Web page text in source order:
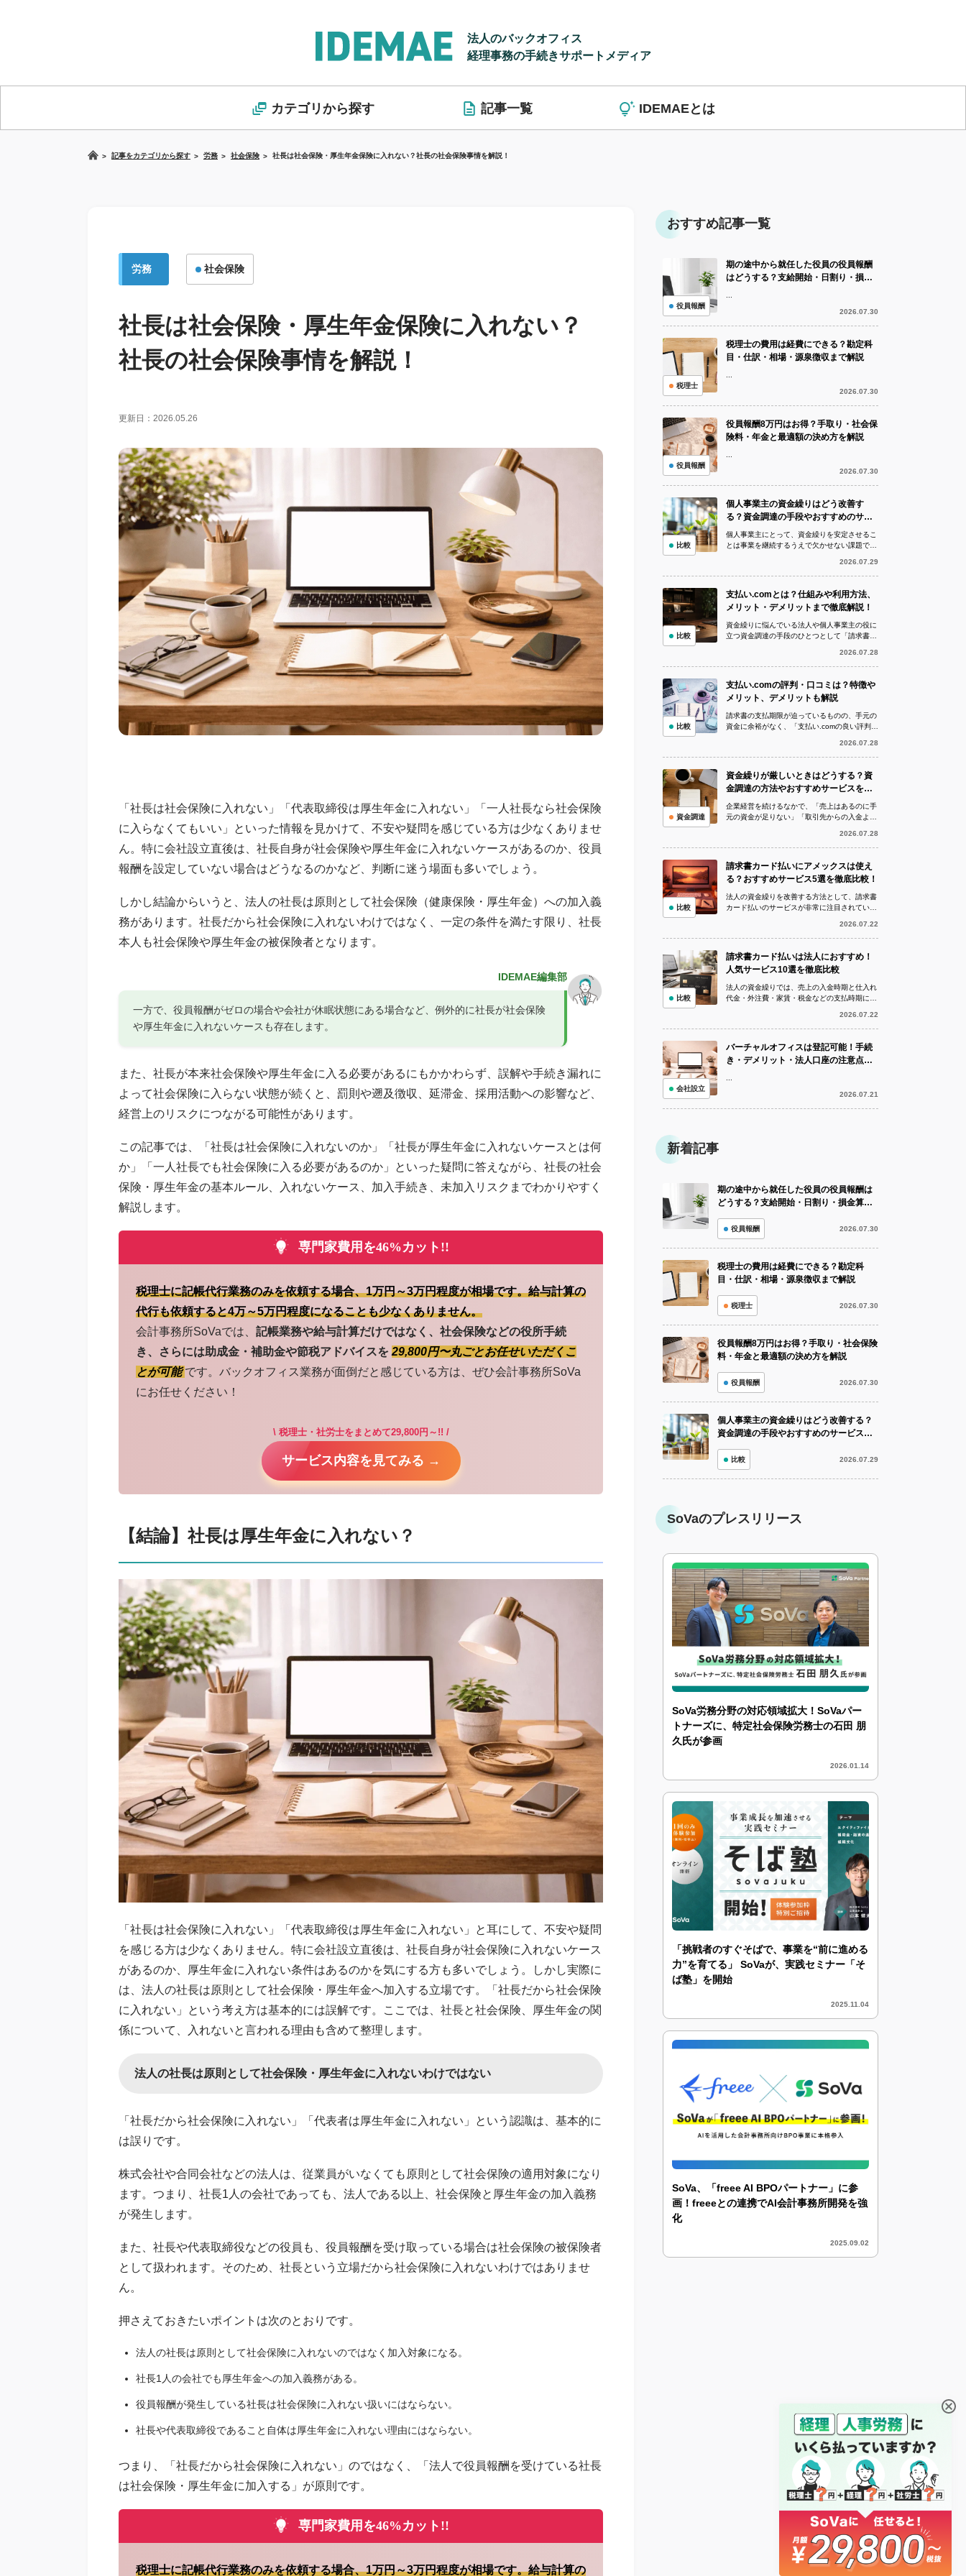
法人のバックオフィス
経理事務の手続きサポートメディア
カテゴリから探す 記事一覧 IDEMAEとは
記事をカテゴリから探す 労務 社会保険 社長は社会保険・厚生年金保険に入れない？社長の社会保険事情を解説！
労務 社会保険
社長は社会保険・厚生年金保険に入れない？
社長の社会保険事情を解説！
更新日：2026.05.26
「社長は社会保険に入れない」「代表取締役は厚生年金に入れない」「一人社長なら社会保険
に入らなくてもいい」といった情報を見かけて、不安や疑問を感じている方は少なくありませ
ん。特に会社設立直後は、社長自身が社会保険や厚生年金に入れないケースがあるのか、役員
報酬を設定していない場合はどうなるのかなど、判断に迷う場面も多いでしょう。
しかし結論からいうと、法人の社長は原則として社会保険（健康保険・厚生年金）への加入義
務があります。社長だから社会保険に入れないわけではなく、一定の条件を満たす限り、社長
本人も社会保険や厚生年金の被保険者となります。
IDEMAE編集部
一方で、役員報酬がゼロの場合や会社が休眠状態にある場合など、例外的に社長が社会保険
や厚生年金に入れないケースも存在します。
また、社長が本来社会保険や厚生年金に入る必要があるにもかかわらず、誤解や手続き漏れに
よって社会保険に入らない状態が続くと、罰則や遡及徴収、延滞金、採用活動への影響など、
経営上のリスクにつながる可能性があります。
この記事では、「社長は社会保険に入れないのか」「社長が厚生年金に入れないケースとは何
か」「一人社長でも社会保険に入る必要があるのか」といった疑問に答えながら、社長の社会
保険・厚生年金の基本ルール、入れないケース、加入手続き、未加入リスクまでわかりやすく
解説します。
専門家費用を46%カット!!
税理士に記帳代行業務のみを依頼する場合、1万円～3万円程度が相場です。給与計算の
代行も依頼すると4万～5万円程度になることも少なくありません。
会計事務所SoVaでは、 記帳業務や給与計算だけではなく、社会保険などの役所手続
き、さらには助成金・補助金や節税アドバイスを 29,800円〜丸ごとお任せいただくこ
とが可能です。バックオフィス業務が面倒だと感じている方は、ぜひ会計事務所SoVa
にお任せください！
\ 税理士・社労士をまとめて29,800円～!! /
サービス内容を見てみる →
【結論】社長は厚生年金に入れない？
「社長は社会保険に入れない」「代表取締役は厚生年金に入れない」と耳にして、不安や疑問
を感じる方は少なくありません。特に会社設立直後は、社長自身が社会保険に入れないケース
があるのか、厚生年金に入れない条件はあるのかを気にする方も多いでしょう。しかし実際に
は、法人の社長は原則として社会保険・厚生年金へ加入する立場です。「社長だから社会保険
に入れない」という考え方は基本的には誤解です。ここでは、社長と社会保険、厚生年金の関
係について、入れないと言われる理由も含めて整理します。
法人の社長は原則として社会保険・厚生年金に入れないわけではない
「社長だから社会保険に入れない」「代表者は厚生年金に入れない」という認識は、基本的に
は誤りです。
株式会社や合同会社などの法人は、従業員がいなくても原則として社会保険の適用対象になり
ます。つまり、社長1人の会社であっても、法人である以上、社会保険と厚生年金の加入義務
が発生します。
また、社長や代表取締役などの役員も、役員報酬を受け取っている場合は社会保険の被保険者
として扱われます。そのため、社長という立場だから社会保険に入れないわけではありませ
ん。
押さえておきたいポイントは次のとおりです。
法人の社長は原則として社会保険に入れないのではなく加入対象になる。
社長1人の会社でも厚生年金への加入義務がある。
役員報酬が発生している社長は社会保険に入れない扱いにはならない。
社長や代表取締役であること自体は厚生年金に入れない理由にはならない。
つまり、「社長だから社会保険に入れない」のではなく、「法人で役員報酬を受けている社長
は社会保険・厚生年金に加入する」が原則です。
専門家費用を46%カット!!
税理士に記帳代行業務のみを依頼する場合、1万円～3万円程度が相場です。給与計算の
おすすめ記事一覧
期の途中から就任した役員の役員報酬
はどうする？支給開始・日割り・損金
2026.07.30
役員報酬
税理士の費用は経費にできる？勘定科
目・仕訳・相場・源泉徴収まで解説
2026.07.30
税理士
役員報酬8万円はお得？手取り・社会保
険料・年金と最適額の決め方を解説
2026.07.30
役員報酬
個人事業主の資金繰りはどう改善す
る？資金調達の手段やおすすめのサー
ビスも紹介！
個人事業主にとって、資金繰りを安定させるこ
とは事業を継続するうえで欠かせない課題で
より仕入代金や外注費、家賃、税金など...
2026.07.29
比較
支払い.comとは？仕組みや利用方法、
メリット・デメリットまで徹底解説！
資金繰りに悩んでいる法人や個人事業主の役に
立つ資金調達の手段のひとつとして「請求書カ
存知でしょうか。 請求書カード払い...
2026.07.28
比較
支払い.comの評判・口コミは？特徴や
メリット、デメリットも解説
請求書の支払期限が迫っているものの、手元の
資金に余裕がなく、「支払い.comの良い評判を
評判や口コミを確認してから申し...
2026.07.28
比較
資金繰りが厳しいときはどうする？資
金調達の方法やおすすめサービスを徹
底解説！
企業経営を続けるなかで、「売上はあるのに手
元の資金が足りない」「取引先からの入金より
金繰りが厳しい状況に陥ることは珍し...
2026.07.28
資金調達
請求書カード払いにアメックスは使え
る？おすすめサービス5選を徹底比較！
法人の資金繰りを改善する方法として、請求書
カード払いのサービスが非常に注目されていま
予定の請求書をクレジットカードで決...
2026.07.22
比較
請求書カード払いは法人におすすめ！
人気サービス10選を徹底比較
法人の資金繰りでは、売上の入金時期と仕入れ
代金・外注費・家賃・税金などの支払時期にズ
ている状況でも、取引先への支払いを...
2026.07.22
比較
バーチャルオフィスは登記可能！手続
き・デメリット・法人口座の注意点を
2026.07.21
会社設立
新着記事
期の途中から就任した役員の役員報酬は
どうする？支給開始・日割り・損金算入
役員報酬 2026.07.30
税理士の費用は経費にできる？勘定科
目・仕訳・相場・源泉徴収まで解説
税理士 2026.07.30
役員報酬8万円はお得？手取り・社会保険
料・年金と最適額の決め方を解説
役員報酬 2026.07.30
個人事業主の資金繰りはどう改善する？
資金調達の手段やおすすめのサービスも
比較 2026.07.29
SoVaのプレスリリース
SoVa労務分野の対応領域拡大！SoVaパー
トナーズに、特定社会保険労務士の石田 朋
久氏が参画
2026.01.14
「挑戦者のすぐそばで、事業を“前に進める
力”を育てる」 SoVaが、実践セミナー「そ
ば塾」を開始
2025.11.04
SoVa、「freee AI BPOパートナー」に参
画！freeeとの連携でAI会計事務所開発を強
化
2025.09.02